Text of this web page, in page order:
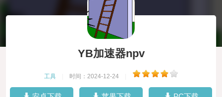
YB加速器npv
工具 时间：2024-12-24